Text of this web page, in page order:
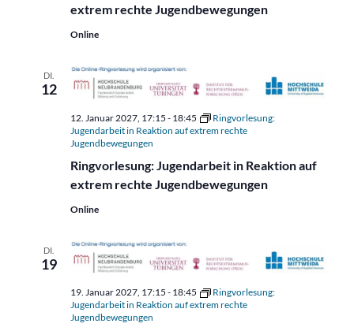
extrem rechte Jugendbewegungen
Online
DI.
12
Ringvorlesung: Jugendarbeit in Reaktion auf
extrem rechte Jugendbewegungen
12. Januar 2027, 17:15 - 18:45
Ringvorlesung:
Jugendarbeit in Reaktion auf extrem rechte
Jugendbewegungen
Online
DI.
19
19. Januar 2027, 17:15 - 18:45
Ringvorlesung:
Jugendarbeit in Reaktion auf extrem rechte
Jugendbewegungen